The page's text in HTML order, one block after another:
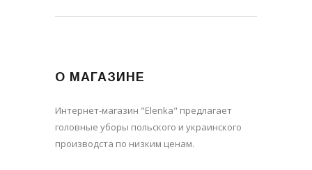
О МАГАЗИНЕ
Интернет-магазин "Elenka" предлагает
головные уборы польского и украинского
производста по низким ценам.